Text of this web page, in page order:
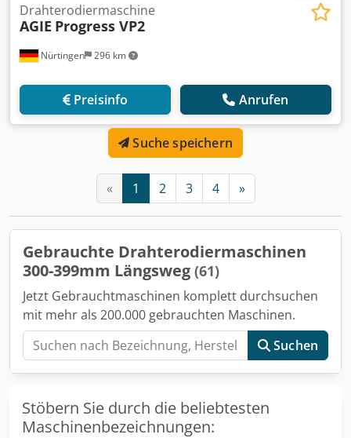
Nürtingen 296 km
Drahterodiermaschine
AGIE Progress VP2
Preisinfo Anrufen
Suche speichern
« 1 2 3 4 »
Gebrauchte Drahterodiermaschinen
300-399mm Längsweg (61)
Jetzt Gebrauchtmaschinen komplett durchsuchen
mit mehr als 200.000 gebrauchten Maschinen.
Suchen
Stöbern Sie durch die beliebtesten
Maschinenbezeichnungen: